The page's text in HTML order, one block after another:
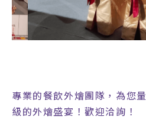
專業的餐飲外燴團隊，為您
級的外燴盛宴！歡迎洽詢！